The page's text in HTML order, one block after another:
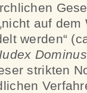
auf
werden“
strikten